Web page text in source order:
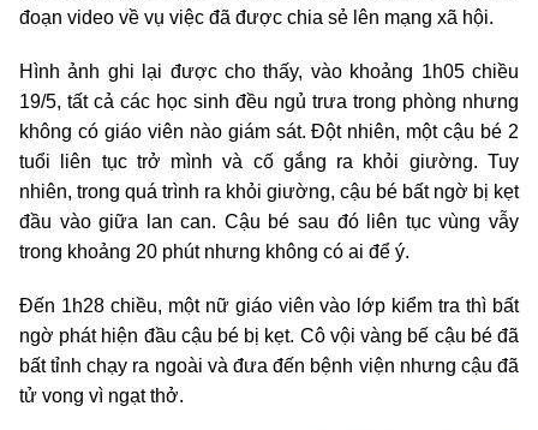
đoạn video về vụ việc đã được chia sẻ lên mạng xã hội.
Hình ảnh ghi lại được cho thấy, vào khoảng 1h05 chiều
19/5, tất cả các học sinh đều ngủ trưa trong phòng nhưng
không có giáo viên nào giám sát. Đột nhiên, một cậu bé 2
tuổi liên tục trở mình và cố gắng ra khỏi giường. Tuy
nhiên, trong quá trình ra khỏi giường, cậu bé bất ngờ bị kẹt
đầu vào giữa lan can. Cậu bé sau đó liên tục vùng vẫy
trong khoảng 20 phút nhưng không có ai để ý.
Đến 1h28 chiều, một nữ giáo viên vào lớp kiểm tra thì bất
ngờ phát hiện đầu cậu bé bị kẹt. Cô vội vàng bế cậu bé đã
bất tỉnh chạy ra ngoài và đưa đến bệnh viện nhưng cậu đã
tử vong vì ngạt thở.